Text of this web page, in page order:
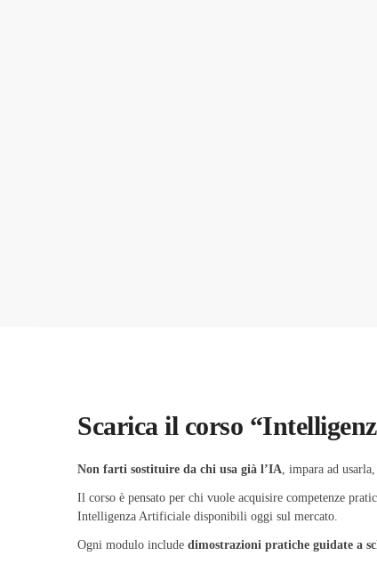
Scarica il corso
Non farti sostituire da chi usa già l’IA , impara ad
Il corso è pensato per chi vuole acquisire competenze
Intelligenza Artificiale disponibili oggi sul mercato.
Ogni modulo includedimostrazioni pratiche guidate a